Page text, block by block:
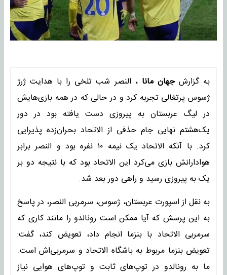
به گزارشجهان مانا، النصر شب تلخی را با هدایت ژرژ
ژسوس پرتغالی تجربه کرد و در حالی که در همه بازی‌هایش
در لیگ عربستان به پیروزی دست یافته بود در دور
یک‌هشتم نهایی جام حذفی از الاتحاد بحران‌زده پذیرایی
کرد. با آنکه الاتحاد یک نیمه ۱۰ نفره بود و النصر برابر
هوادارانش بازی می‌کرد این الاتحاد بود که با نتیجه دو بر
یک به پیروزی رسید و راهی دور بعد شد.
به نقل از اسپورت عربستان، ژسوس، سرمربی النصر، در پاسخ
به این پرسش که آیا ممکن است رونالدو را مانند کاری که
سرمربی الاتحاد با بنزما انجام داد، تعویض کند، گفت:
تعویض بنزما مربوط به باشگاه الاتحاد و سرمربی‌اش است.
ما به رونالدو در توپ‌های ثابت و توپ‌های هوایی نیاز